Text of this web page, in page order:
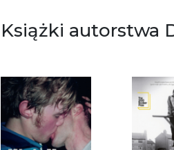
Książki autorstwa